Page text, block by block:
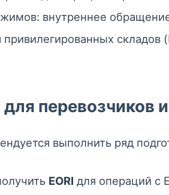
внутреннее
перевозчиков
выполнить ряд
EORI для операций с